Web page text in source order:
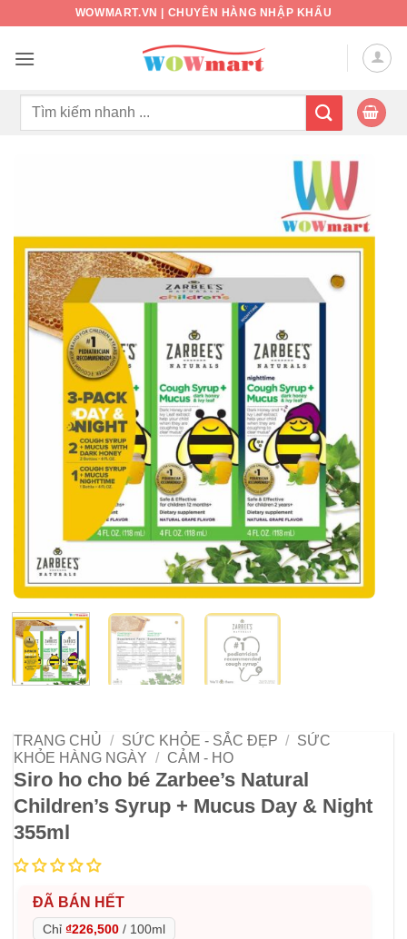
nội
WOWMART.VN | CHUYÊN HÀNG NHẬP KHẨU
Tìm
TRANG CHỦ / SỨC KHỎE - SẮC ĐẸP / SỨC
KHỎE HÀNG NGÀY / CẢM - HO
Siro ho cho bé Zarbee’s Natural
Children’s Syrup + Mucus Day & Night
355ml
ĐÃ BÁN HẾT
Chỉ ₫226,500 / 100ml